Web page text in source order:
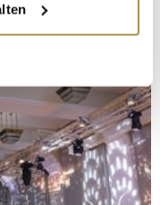
Lage
genau sein
identifizieren
persönlichen Daten
Präferenzen im